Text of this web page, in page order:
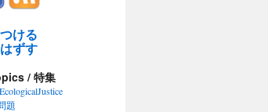
ける
ずす
/ 特集
題